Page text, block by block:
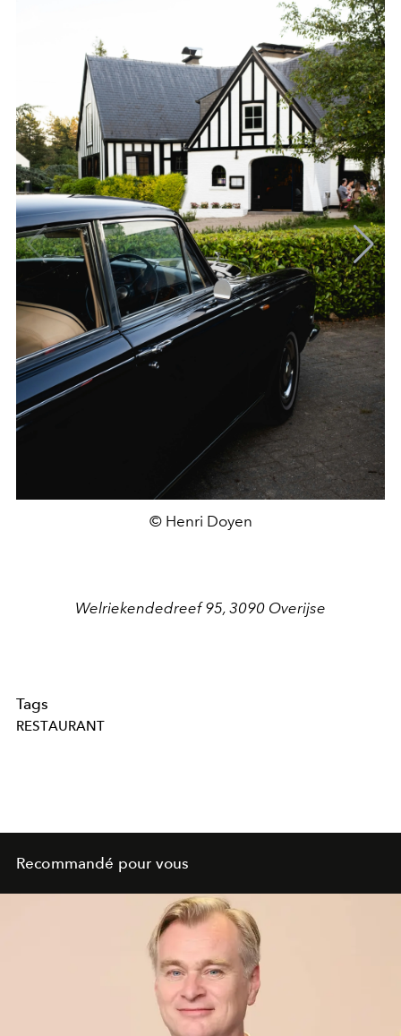
© Henri Doyen
Welriekendedreef 95, 3090 Overijse
Tags
RESTAURANT
Recommandé pour vous